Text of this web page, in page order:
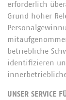
erforderlich
Grund hoher
betriebliche
identifizieren
UNSER SERVICE